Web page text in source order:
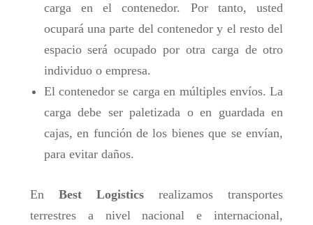
carga en el contenedor. Por tanto, usted
ocupará una parte del contenedor y el resto del
espacio será ocupado por otra carga de otro
individuo o empresa.
El contenedor se carga en múltiples envíos. La
carga debe ser paletizada o en guardada en
cajas, en función de los bienes que se envían,
para evitar daños.
En Best Logistics realizamos transportes
terrestres a nivel nacional e internacional,